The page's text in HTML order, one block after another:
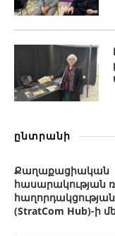
ընտրանի
Քաղաքացիական
հասարակության
(StratCom Hub)-ի